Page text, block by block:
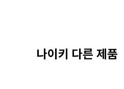
나이키 다른 제품